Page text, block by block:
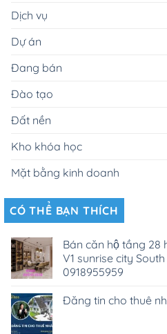
Dịch vụ
Dự án
Đang bán
Đào tạo
Đất nền
Kho khóa học
Mặt bằng kinh doanh
CÓ THỂ BẠN THÍCH
Bán căn hộ tầng 28
V1 sunrise city
0918955959
Đăng tin cho thuê